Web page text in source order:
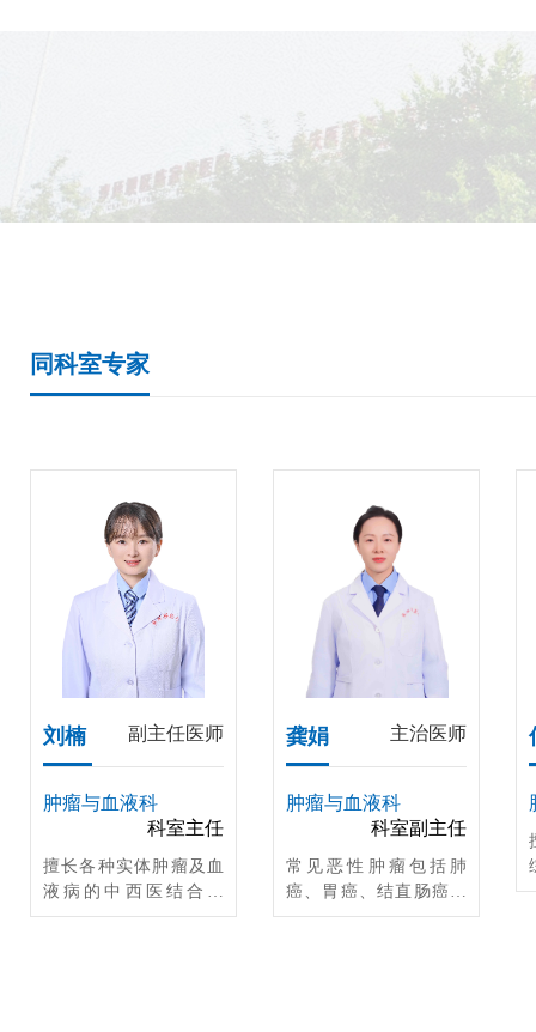
建工作，全面引入国内领先的肿瘤诊
科室坚持以个体化精准治疗为核心，整
体的全周期、全流程规范化与个体化治
咽癌、大肠癌、膀胱癌、恶性淋巴瘤、
白血病等常见实体恶性肿瘤及各类血液疾
同科室专家
刘楠 副主任医师
肿瘤与血液科
科室主任
擅长各种实体肿瘤及血
液病的中西医结合治
疗，特别对中医适宜技
龚娟 主治医师
肿瘤与血液科
科室副主任
常见恶性肿瘤包括肺
癌、胃癌、结直肠癌、
食管癌、肝癌等内科相